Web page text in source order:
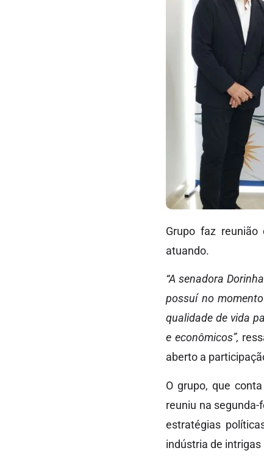
Grupo faz
atuando.
“A senadora
possuí no
qualidade de vida
e econômicos”,
aberto a
O grupo, que
reuniu na
estratégias
indústria de